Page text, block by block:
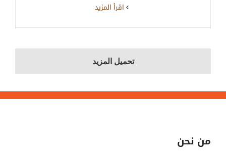
تحميل المزيد
من نحن